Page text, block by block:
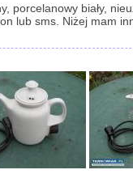
porcelanowy biały,
lub sms. Niżej mam